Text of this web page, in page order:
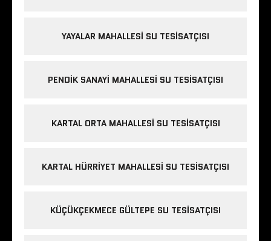
YAYALAR MAHALLESI SU TESISATÇISI
PENDIK SANAYI MAHALLESI SU TESISATÇISI
KARTAL ORTA MAHALLESI SU TESISATÇISI
KARTAL HÜRRIYET MAHALLESI SU TESISATÇISI
KÜÇÜKÇEKMECE GÜLTEPE SU TESISATÇISI